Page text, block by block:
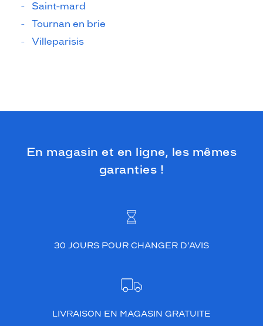
Saint-mard
Tournan en brie
Villeparisis
En magasin et en ligne, les mêmes
garanties !
30 JOURS POUR CHANGER D’AVIS
LIVRAISON EN MAGASIN GRATUITE